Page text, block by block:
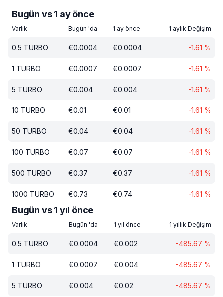
Bugün vs 1 ay önce
Varlık Bugün 'da 1 ay önce 1 aylık Değişim
0.5 TURBO €0.0004 €0.0004 -1.61 %
1 TURBO €0.0007 €0.0007 -1.61 %
5 TURBO €0.004 €0.004 -1.61 %
10 TURBO €0.01 €0.01 -1.61 %
50 TURBO €0.04 €0.04 -1.61 %
100 TURBO €0.07 €0.07 -1.61 %
500 TURBO €0.37 €0.37 -1.61 %
1000 TURBO €0.73 €0.74 -1.61 %
Bugün vs 1 yıl önce
Varlık Bugün 'da 1 yıl önce 1 yıllık Değişim
0.5 TURBO €0.0004 €0.002 -485.67 %
1 TURBO €0.0007 €0.004 -485.67 %
5 TURBO €0.004 €0.02 -485.67 %